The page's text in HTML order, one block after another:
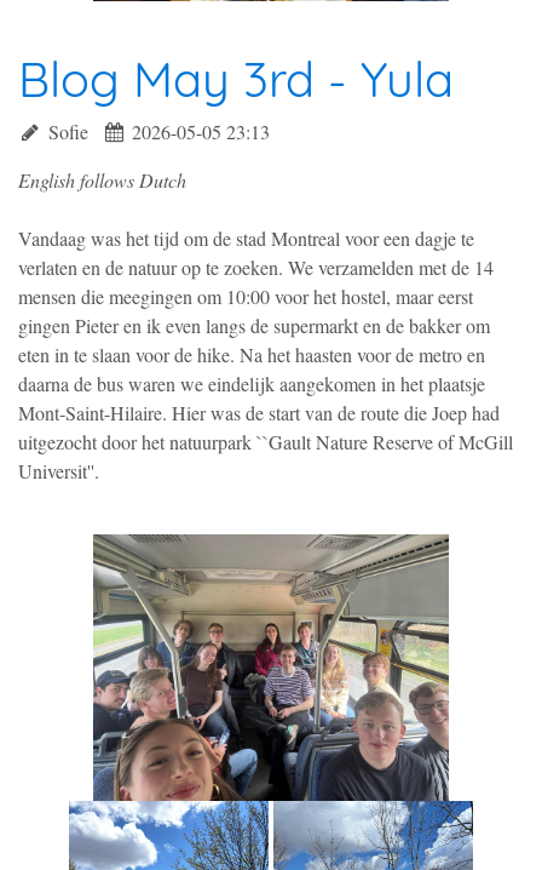
Blog May 3rd - Yula
Sofie
2026-05-05 23:13
English follows Dutch
Vandaag was het tijd om de stad Montreal voor een dagje te
verlaten en de natuur op te zoeken. We verzamelden met de 14
mensen die meegingen om 10:00 voor het hostel, maar eerst
gingen Pieter en ik even langs de supermarkt en de bakker om
eten in te slaan voor de hike. Na het haasten voor de metro en
daarna de bus waren we eindelijk aangekomen in het plaatsje
Mont-Saint-Hilaire. Hier was de start van de route die Joep had
uitgezocht door het natuurpark ``Gault Nature Reserve of McGill
Universit''.